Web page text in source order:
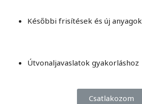
Későbbi frisítések és új
Útvonaljavaslatok gyakorláshoz
Csatlakozom